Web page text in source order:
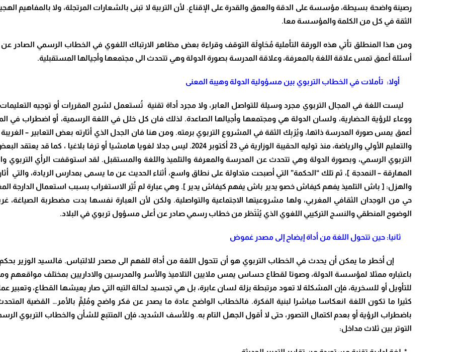
رصينة واضحة بسيطة، مؤسسة على الدقة والعمق والقدرة على الإقناع. لأن التربية لا تبنى بالشعارات المرتجلة، ولا بالمفاهيم
الثقة في كل من الكلمة والمؤسسة معا.
ومن هذا المنطلق تأتي هذه الورقة التأملية مُحَاوِلَة التوقف وقراءة بعض مظاهر الارتباك اللغوي في الخطاب الرسمي الصادر
أسئلة أعمق تمس علاقة اللغة بالمعرفة، وعلاقة المدرسة بصورة الدولة وهي تتحدث الى مجتمعها وأجيالها المستقبلية.
أولا: تأملات في الخطاب التربوي بين مسؤولية الدولة وهيبة المعنى
ليست اللغة في المجال التربوي مجرد وسيلة للتواصل العابر، ولا مجرد أداة تقنية تُستعمل لشرح المقررات أو توجيه
ووعاء للرؤية الحضارية، ولسان الدولة هي ومجتمعها وأجيالها الصاعدة. لذلك فان كل خلل في اللغة الرسمية، أو اضطراب في
أعمق يمس صورة المدرسة ذاتها، ويُرْبِك الثقة في المشروع التربوي برمته. ومن هنا فان الجدل الذي أثارته بعض التعابير –
والتعليم الأولي والرياضة، منذ توليه الحقيبة الوزارية في 23 أكتوبر 2024. ليس جدلا لغويا
التربوي الرسمي، وبصورة الدولة وهي تتحدث عن المدرسة والمعرفة والتلميذ واللغة والمستقبل. لقد استوقفت الرأي التربوي
المهارقة – النمدجة ]، ثم تلك “الحكمة” التي أصبحت متداولة على نطاق واسع، أثناء الحديث عن ما يسمى بمدارس الريادة، والتي
والهزل: [ باش التلميذ يفهم كيفاش خصو يدير باش يفهم كيفاش يدير ]. وهي عبارة لم تُثِر الاستغراب بسبب استعمال الدارجة
حي من الوجدان الثقافي المغربي، ولها مشروعيتها الاجتماعية والتواصلية. ولكن لأن العبارة نفسها بدت مضطربة الصياغة،
الوضوح المنطقي والنسج التركيبي اللغوي الذي يُنْتَظر من خطاب رسمي صادر عن أعلى مسؤول تربوي في البلاد.
ثانيا: حين تتحول اللغة من أداة إيضاح إلى مصدر غموض
إن أخطر ما يمكن أن يحدث في الخطاب التربوي هو أن تتحول اللغة من أداة للفهم الى مصدر للالتباس. فالسيد الوزير
باعتباره ممثلا لمؤسسة الدولة، وصوتا لقطاع حساس يمس ملايين التلاميذ والأسر والمدرسين والاداريين بمختلف مواقعهم
للتأويل أو للسخرية، فإن المشكلة لا تعود مرتبطة بزلة لسان عابرة، بل هي تجسيد لحالة التيه التي صار يعيشها القطاع، وتعبير
كثيرا ما تكون اللغة انعكاسا مباشرا لبنية الفكرة. فالخطاب الواضح عادة ما يصدر عن فكر واضح ومُلِمٍّ بالأمر… القضية
باضطراب الرؤية أو بعدم اكتمال التصور، حتى لا أقول الجهل التام به. وللأسف الشديد، فإن المتتبع للشأن والخطاب التربوي
التوتر بين ثلاث مداخل: